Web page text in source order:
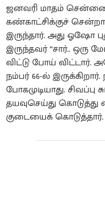
ஜனவரி மாதம்
கண்காட்சிக்குச்
இருந்தார். அது ஓஷோ
இருந்தவர் “சார்.. ஒரு
விட்டு போய் விட்டார்.
நம்பர் 66-ல்
போகமுடியாது. சிவப்பு
தயவுசெய்து கொடுத்து
குடையைக் கொடுத்தார்.